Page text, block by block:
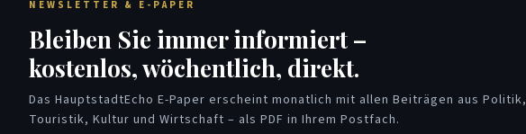
NEWSLETTER & E-PAPER
Bleiben Sie immer informiert –
kostenlos, wöchentlich, direkt.
Das HauptstadtEcho E-Paper erscheint monatlich mit allen Beiträgen aus Politik,
Touristik, Kultur und Wirtschaft – als PDF in Ihrem Postfach.